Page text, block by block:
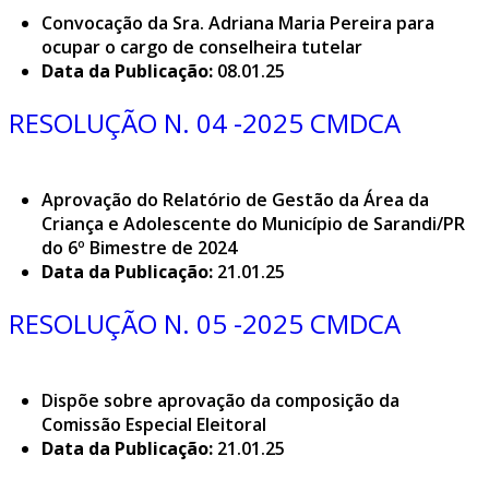
Convocação da Sra. Adriana Maria Pereira para
ocupar o cargo de conselheira tutelar
Data da Publicação: 08.01.25
RESOLUÇÃO N. 04 -2025 CMDCA
Aprovação do Relatório de Gestão da Área da
Criança e Adolescente do Município de Sarandi/PR
do 6º Bimestre de 2024
Data da Publicação: 21.01.25
RESOLUÇÃO N. 05 -2025 CMDCA
Dispõe sobre aprovação da composição da
Comissão Especial Eleitoral
Data da Publicação: 21.01.25